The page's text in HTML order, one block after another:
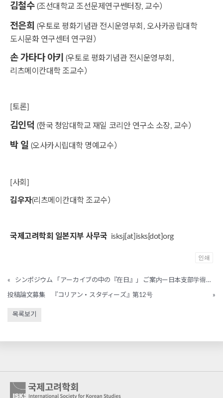
김철수 (조선대학교 조선문제연구쎈터장, 교수）
전은희 (우토로 평화기념관 전시운영부회, 오사카공립대학
도시문화 연구센터 연구원）
손 가타다 아키 (우토로 평화기념관 전시운영부회,
리츠메이칸대학 조교수）
[토론]
김인덕 (한국 청암대학교 재일 코리안 연구소 소장, 교수）
박 일 (오사카시립대학 명예교수）
[사회]
김우자(리츠메이칸대학 조교수）
국제고려학회 일본지부 사무국 isksj[at]isks[dot]org
인쇄
« シンポジウム 「アーカイブの中の『在日』」 ご案内ー日本支部学術大会
投稿論文募集 『コリアン・スタディーズ』第12号 »
목록보기